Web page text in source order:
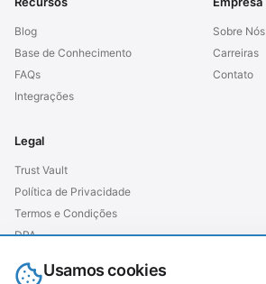
Blog
Base de Conhecimento
FAQs
Integrações
Sobre Nós
Carreiras
Contato
Legal
Trust Vault
Política de Privacidade
Termos e Condições
DPA
GDPR (UE)Usamos cookies